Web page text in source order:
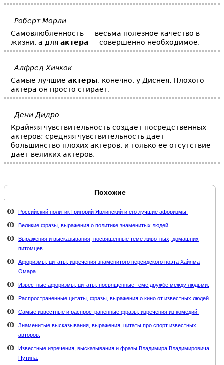
Роберт Морли
Самовлюбленность — весьма полезное качество в
жизни, а для актера — совершенно необходимое.
Алфред Хичкок
Самые лучшие актеры, конечно, у Диснея. Плохого
актера он просто стирает.
Дени Дидро
Крайняя чувствительность создает посредственных
актеров; средняя чувствительность дает
большинство плохих актеров, и только ее отсутствие
дает великих актеров.
Похожие
Российский политик Григорий Явлинский и его лучшие афоризмы.
Великие фразы, выражения о политике знаменитых людей.
Выражения и высказывания, посвященные теме животных, домашних
питомцев.
Афоризмы, цитаты, изречения знаменитого персидского поэта Хайяма
Омара.
Известные афоризмы, цитаты, посвященные теме дружбе между людьми.
Распространенные цитаты, фразы, выражения о кино от известных людей.
Самые известные и распространенные фразы, изречения из комедий.
Знаменитые высказывания, выражения, цитаты про спорт известных
авторов.
Известные изречения, высказывания и фразы Владимира Владимировича
Путина.